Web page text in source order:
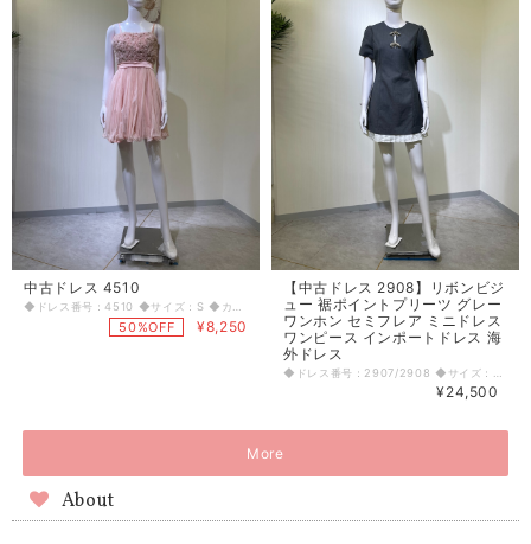
中古ドレス 4510
50%OFF ¥8,250
【中古ドレス 2908】リボンビジ
ュー 裾ポイントプリーツ グレー
ワンホン セミフレア ミニドレス
ワンピース インポートドレス 海
外ドレス
¥24,500
More
About